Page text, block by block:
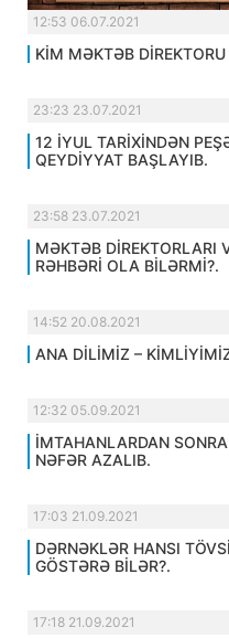
12:53 06.07.2021
KİM MƏKTƏB
23:23 23.07.2021
12 İYUL TARİXİNDƏN
QEYDİYYAT BAŞLAYIB.
23:58 23.07.2021
MƏKTƏB DİREKTORLARI
RƏHBƏRİ OLA BİLƏRMİ?.
14:52 20.08.2021
ANA DİLİMİZ –
12:32 05.09.2021
İMTAHANLARDAN
NƏFƏR AZALIB.
17:03 21.09.2021
DƏRNƏKLƏR HANSI
GÖSTƏRƏ BİLƏR?.
17:18 21.09.2021